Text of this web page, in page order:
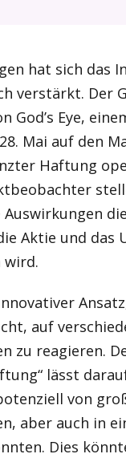
hat sich das
verstärkt. Der
God’s Eye,
Mai auf den
Haftung
Aktie und das
wird.
auf
zu reagieren.
lässt
von
aber auch in
Dies